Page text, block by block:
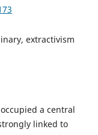
extractivism
a central
linked to